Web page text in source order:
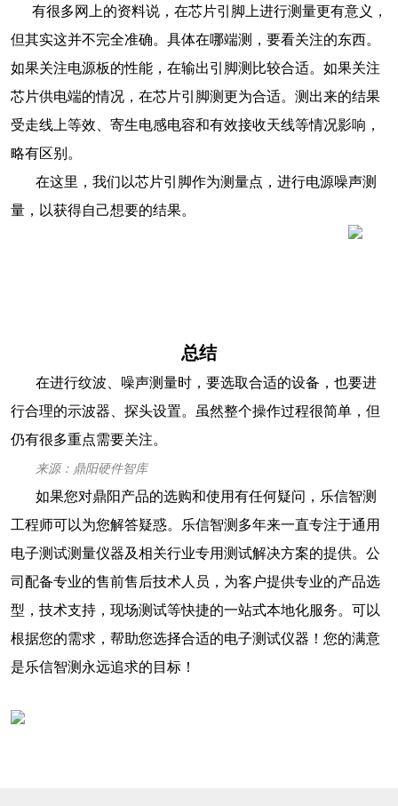
有很多网上的资料说，在芯片引脚上进行测量更有意义，
但其实这并不完全准确。具体在哪端测，要看关注的东西。
如果关注电源板的性能，在输出引脚测比较合适。如果关注
芯片供电端的情况，在芯片引脚测更为合适。测出来的结果
受走线上等效、寄生电感电容和有效接收天线等情况影响，
略有区别。
在这里，我们以芯片引脚作为测量点，进行电源噪声测
量，以获得自己想要的结果。
总结
在进行纹波、噪声测量时，要选取合适的设备，也要进
行合理的示波器、探头设置。虽然整个操作过程很简单，但
仍有很多重点需要关注。
来源：鼎阳硬件智库
如果您对鼎阳产品的选购和使用有任何疑问，乐信智测
工程师可以为您解答疑惑。乐信智测多年来一直专注于通用
电子测试测量仪器及相关行业专用测试解决方案的提供。公
司配备专业的售前售后技术人员，为客户提供专业的产品选
型，技术支持，现场测试等快捷的一站式本地化服务。可以
根据您的需求，帮助您选择合适的电子测试仪器！您的满意
是乐信智测永远追求的目标！